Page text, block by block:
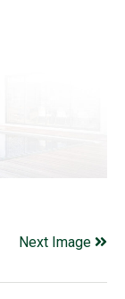
Next Image